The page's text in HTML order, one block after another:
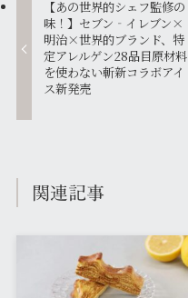
【あの世界的シェフ監修の
味！】セブン‐イレブン×
明治×世界的ブランド、特
定アレルゲン28品目原材料
を使わない斬新コラボアイ
ス新発売
関連記事